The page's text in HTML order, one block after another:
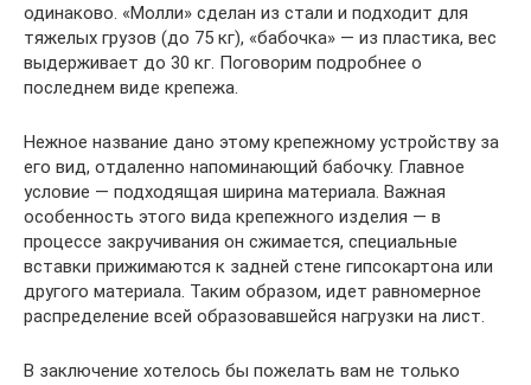
одинаково. «Молли» сделан из стали и подходит для
тяжелых грузов (до 75 кг), «бабочка» — из пластика, вес
выдерживает до 30 кг. Поговорим подробнее о
последнем виде крепежа.
Нежное название дано этому крепежному устройству за
его вид, отдаленно напоминающий бабочку. Главное
условие — подходящая ширина материала. Важная
особенность этого вида крепежного изделия — в
процессе закручивания он сжимается, специальные
вставки прижимаются к задней стене гипсокартона или
другого материала. Таким образом, идет равномерное
распределение всей образовавшейся нагрузки на лист.
В заключение хотелось бы пожелать вам не только